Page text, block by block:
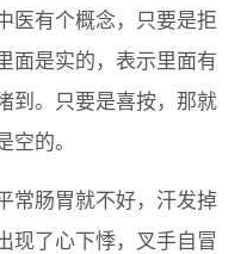
医有个概念，只要是拒
面是实的，表示里面有
到。只要是喜按，那就
空的。
常肠胃就不好，汗发掉
现了心下悸，叉手自冒